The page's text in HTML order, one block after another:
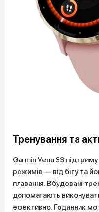
Тренування та
Garmin Venu 3S
режимів — від бігу та
плавання. Вбудовані
допомагають
ефективно. Годинник